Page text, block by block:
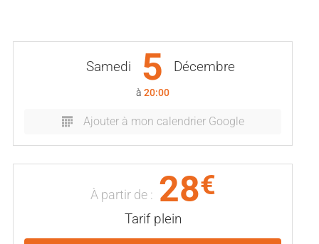
Samedi 5 Décembre
à 20:00
Ajouter à mon calendrier Google
À partir de : 28€
Tarif plein